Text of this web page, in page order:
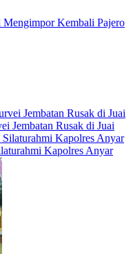
Kembali Pajero
Jembatan Rusak di Juai
Kapolres Anyar